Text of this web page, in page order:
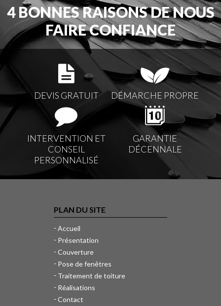
4 BONNES RAISONS DE NOUS
FAIRE CONFIANCE
DEVIS GRATUIT DÉMARCHE PROPRE
INTERVENTION ET
CONSEIL
PERSONNALISÉ
GARANTIE
DÉCENNALE
PLAN DU SITE
Accueil
Présentation
Couverture
Pose de fenêtres
Traitement de toiture
Réalisations
Contact